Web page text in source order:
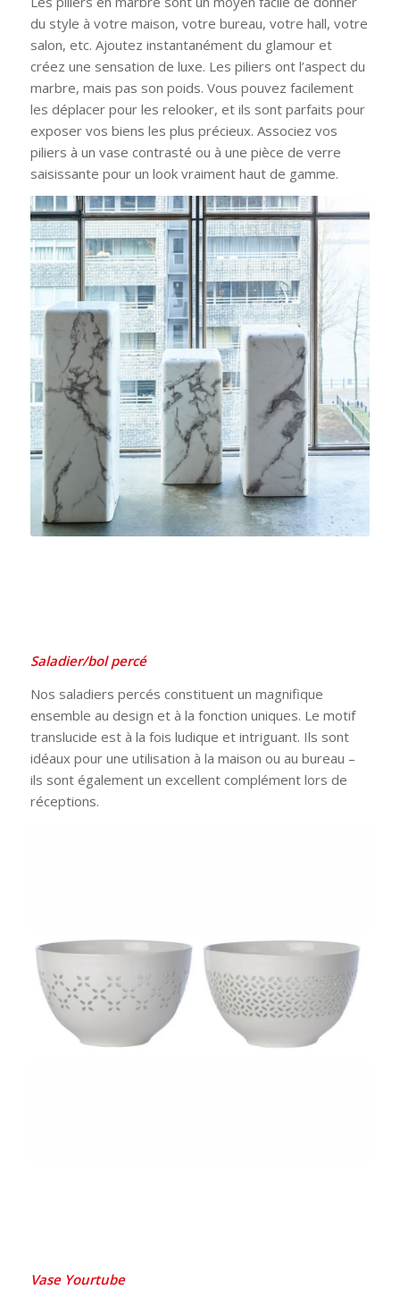
du style à votre maison, votre bureau, votre hall, votre
salon, etc. Ajoutez instantanément du glamour et
créez une sensation de luxe. Les piliers ont l’aspect du
marbre, mais pas son poids. Vous pouvez facilement
les déplacer pour les relooker, et ils sont parfaits pour
exposer vos biens les plus précieux. Associez vos
piliers à un vase contrasté ou à une pièce de verre
saisissante pour un look vraiment haut de gamme.
Saladier/bol percé
Nos saladiers percés constituent un magnifique
ensemble au design et à la fonction uniques. Le motif
translucide est à la fois ludique et intriguant. Ils sont
idéaux pour une utilisation à la maison ou au bureau –
ils sont également un excellent complément lors de
réceptions.
Vase Yourtube